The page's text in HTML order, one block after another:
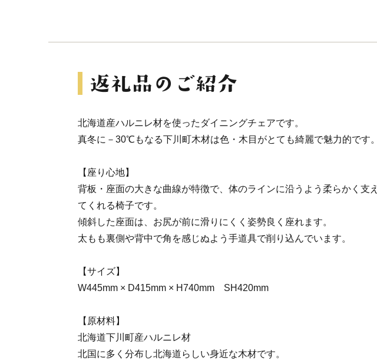
北海道産ハルニレ材を使ったダイニングチェアです。
真冬に－30℃もなる下川町木材は色・木目がとても綺麗で魅力的です。
【座り心地】
背板・座面の大きな曲線が特徴で、体のラインに沿うよう柔らかく支え
てくれる椅子です。
傾斜した座面は、お尻が前に滑りにくく姿勢良く座れます。
太もも裏側や背中で角を感じぬよう手道具で削り込んでいます。
【サイズ】
W445mm × D415mm × H740mm SH420mm
【原材料】
北海道下川町産ハルニレ材
北国に多く分布し北海道らしい身近な木材です。